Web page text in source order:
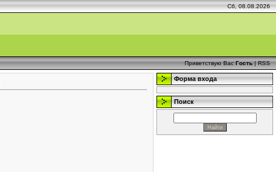
Сб, 08.08.2026
Приветствую Вас Гость|RSS
Форма входа
Поиск